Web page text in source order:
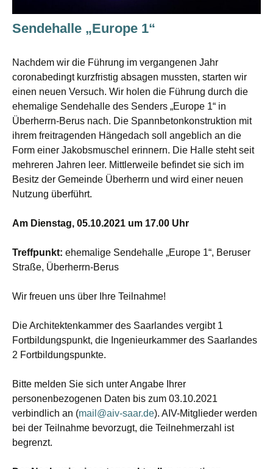
Sendehalle „Europe 1“
Nachdem wir die Führung im vergangenen Jahr
coronabedingt kurzfristig absagen mussten, starten wir
einen neuen Versuch. Wir holen die Führung durch die
ehemalige Sendehalle des Senders „Europe 1“ in
Überherrn-Berus nach. Die Spannbetonkonstruktion mit
ihrem freitragenden Hängedach soll angeblich an die
Form einer Jakobsmuschel erinnern. Die Halle steht seit
mehreren Jahren leer. Mittlerweile befindet sie sich im
Besitz der Gemeinde Überherrn und wird einer neuen
Nutzung überführt.
Am Dienstag, 05.10.2021 um 17.00 Uhr
Treffpunkt: ehemalige Sendehalle „Europe 1“, Beruser
Straße, Überherrn-Berus
Wir freuen uns über Ihre Teilnahme!
Die Architektenkammer des Saarlandes vergibt 1
Fortbildungspunkt, die Ingenieurkammer des Saarlandes
2 Fortbildungspunkte.
Bitte melden Sie sich unter Angabe Ihrer
personenbezogenen Daten bis zum 03.10.2021
verbindlich an (mail@aiv-saar.de). AIV-Mitglieder werden
bei der Teilnahme bevorzugt, die Teilnehmerzahl ist
begrenzt.